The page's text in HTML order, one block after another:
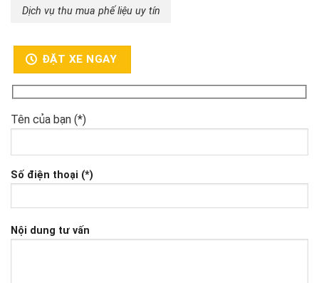
Dịch vụ thu mua phế liệu uy tín
ĐẶT XE NGAY
Tên của bạn (*)
Số điện thoại (*)
Nội dung tư vấn